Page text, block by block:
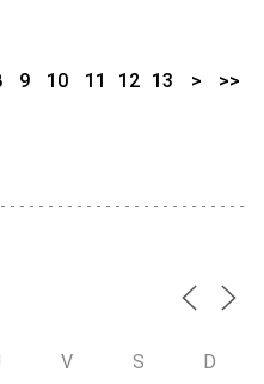
9 10 11 12 13 > >>
V S D